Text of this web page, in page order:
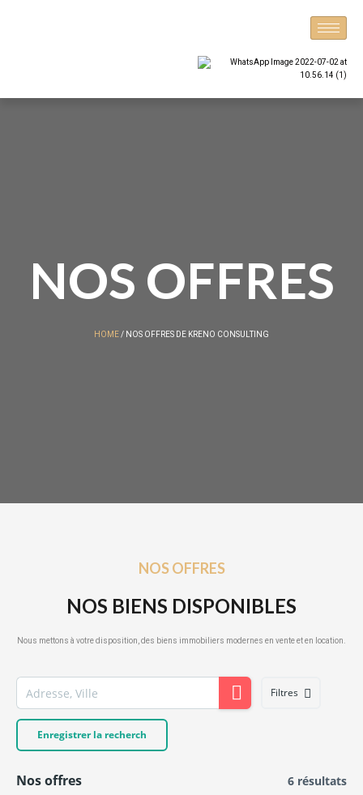
NOS OFFRES
HOME/ NOS OFFRES DE KRENO CONSULTING
NOS OFFRES
NOS BIENS DISPONIBLES
Nous mettons à votre disposition, des biens immobiliers modernes en vente et en location.
Filtres
Enregistrer la recherch
Nos offres 6 résultats